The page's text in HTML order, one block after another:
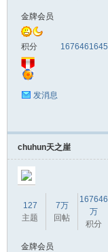
金牌会员
积分 1676461645
发消息
chuhun天之崖
127
主题
7万
回帖
167646
万
积分
金牌会员